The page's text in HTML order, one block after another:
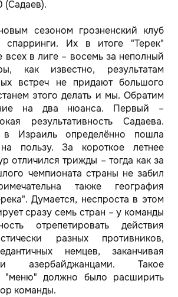
(Садаев).
сезоном грозненский клуб
спарринги. Их в итоге "Терек"
всех в лиге – восемь за неполный
как известно, результатам
встреч не придают большого
этого делать и мы. Обратим
на два нюанса. Первый –
результативность Садаева.
в Израиль определённо пошла
пользу. За короткое летнее
отличился трижды – тогда как за
чемпионата страны не забил
также география
Думается, неспроста в этом
сразу семь стран – у команды
отрепетировать действия
разных противников,
немцев, заканчивая
азербайджанцами. Такое
"меню" должно было расширить
команды.